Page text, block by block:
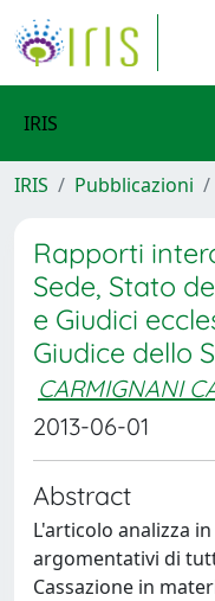
IRIS
IRIS Pubblicazioni
Rapporti
Sede, Stato
e Giudici
Giudice dello
CARMIGNANI
2013-06-01
Abstract
L'articolo analizza
argomentativi di
Cassazione in